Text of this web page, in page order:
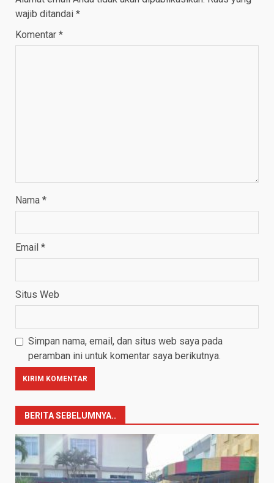
wajib ditandai *
Komentar *
Nama *
Email *
Situs Web
Simpan nama, email, dan situs web saya pada
peramban ini untuk komentar saya berikutnya.
BERITA SEBELUMNYA..